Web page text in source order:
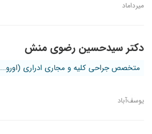
میرداماد
دکتر سیدحسین رضوی منش
متخصص جراحی کلیه و مجاری ادراری (اورو...
یوسف‌آباد